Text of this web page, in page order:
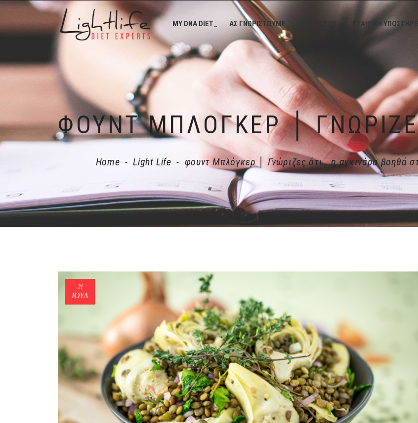
MY DNA DIET_ ΑΣ ΓΝΩΡΙΣΤΟΥΜΕ_ ΕΤΑΙΡΙΚΗ
Home - Light Life - φουντ Μπλόγκερ │ Γνώριζες ότι… η αγκινάρα βοηθά
21
ΙΟΎΛ